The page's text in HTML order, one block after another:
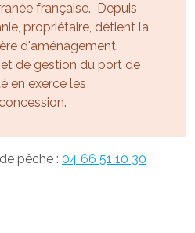
française. Depuis
propriétaire, détient la
d'aménagement,
de gestion du port de
en exerce les
pêche : 04 66 51 10 30